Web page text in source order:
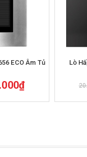
ECO Âm Tủ
Lò